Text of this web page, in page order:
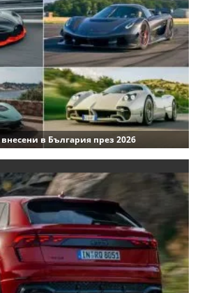
в България през 2026